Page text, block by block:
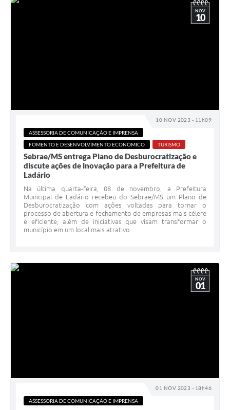
10 NOV 2023 - 11h09
NOV
10
ASSESSORIA DE COMUNICAÇÃO E IMPRENSA
FOMENTO E DESENVOLVIMENTO ECONÔMICO
TURISMO
Sebrae/MS entrega Plano de Desburocratização e
discute ações de inovação para a Prefeitura de
Ladário
Na última quarta-feira, 08 de novembro, a Prefeitura
Municipal de Ladário recebeu do Sebrae/MS um Plano de
Desburocratização com ações voltadas para tornar o
processo de abertura e fechamento de empresas mais célere
e eficiente, além de iniciativas que visam transformar o
município em um local mais atrativo...
01 NOV 2023 - 18h46
NOV
01
ASSESSORIA DE COMUNICAÇÃO E IMPRENSA